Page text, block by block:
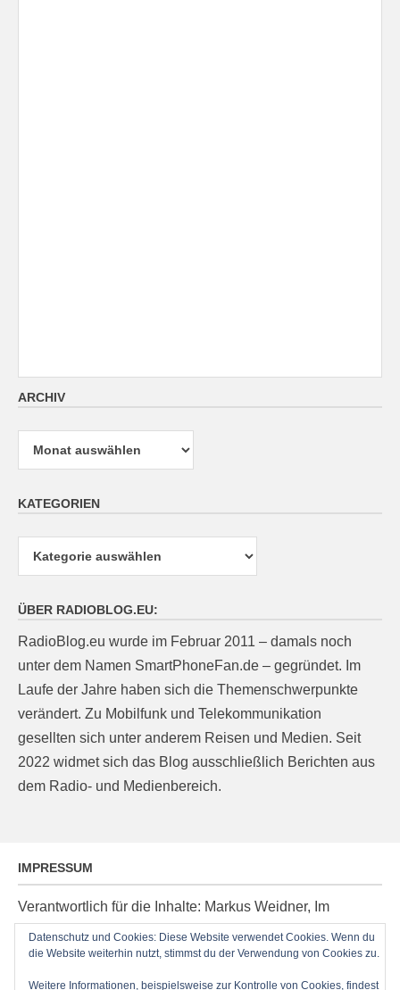
ARCHIV
Archiv
KATEGORIEN
ÜBER RADIOBLOG.EU:
RadioBlog.eu wurde im Februar 2011 – damals noch
unter dem Namen SmartPhoneFan.de – gegründet. Im
Laufe der Jahre haben sich die Themenschwerpunkte
verändert. Zu Mobilfunk und Telekommunikation
gesellten sich unter anderem Reisen und Medien. Seit
2022 widmet sich das Blog ausschließlich Berichten aus
dem Radio- und Medienbereich.
IMPRESSUM
Verantwortlich für die Inhalte: Markus Weidner, Im
Ziegelacker 20, D-63599 Biebergemünd, E-Mail:
post@radioblog.eu
Technik und Administration: Thomas Michel
Datenschutz und Cookies: Diese Website verwendet Cookies. Wenn du
die Website weiterhin nutzt, stimmst du der Verwendung von Cookies zu.
Weitere Informationen, beispielsweise zur Kontrolle von Cookies, findest